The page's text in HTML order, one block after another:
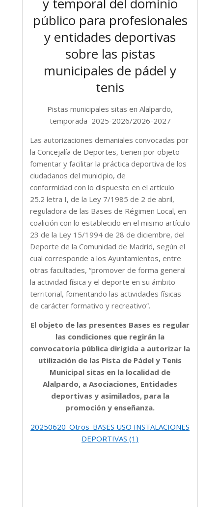
público para profesionales
y entidades deportivas
sobre las pistas
municipales de pádel y
tenis
Pistas municipales sitas en Alalpardo,
temporada 2025-2026/2026-2027
Las autorizaciones demaniales convocadas por
la Concejalía de Deportes, tienen por objeto
fomentar y facilitar la práctica deportiva de los
ciudadanos del municipio, de
conformidad con lo dispuesto en el artículo
25.2 letra I, de la Ley 7/1985 de 2 de abril,
reguladora de las Bases de Régimen Local, en
coalición con lo establecido en el mismo artículo
23 de la Ley 15/1994 de 28 de diciembre, del
Deporte de la Comunidad de Madrid, según el
cual corresponde a los Ayuntamientos, entre
otras facultades, “promover de forma general
la actividad física y el deporte en su ámbito
territorial, fomentando las actividades físicas
de carácter formativo y recreativo”.
El objeto de las presentes Bases es regular
las condiciones que regirán la
convocatoria pública dirigida a autorizar la
utilización de las Pista de Pádel y Tenis
Municipal sitas en la localidad de
Alalpardo, a Asociaciones, Entidades
deportivas y asimilados, para la
promoción y enseñanza.
20250620_Otros_BASES USO INSTALACIONES
DEPORTIVAS (1)